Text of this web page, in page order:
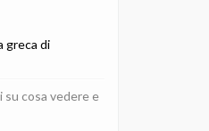
greca di
su cosa vedere e